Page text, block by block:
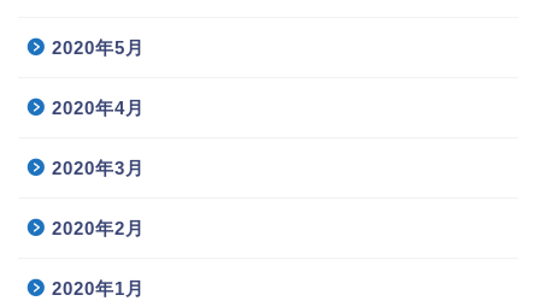
2020年5月
2020年4月
2020年3月
2020年2月
2020年1月